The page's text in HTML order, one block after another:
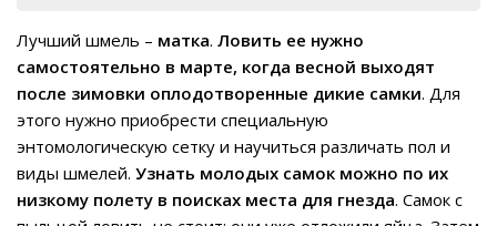
Лучший шмель – матка. Ловить ее нужно
самостоятельно в марте, когда весной выходят
после зимовки оплодотворенные дикие самки. Для
этого нужно приобрести специальную
энтомологическую сетку и научиться различать пол и
виды шмелей. Узнать молодых самок можно по их
низкому полету в поисках места для гнезда. Самок с